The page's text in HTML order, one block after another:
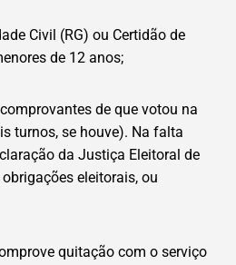
Civil (RG) ou Certidão de
de 12 anos;
de que votou na
turnos, se houve). Na falta
da Justiça Eleitoral de
eleitorais, ou
quitação com o serviço